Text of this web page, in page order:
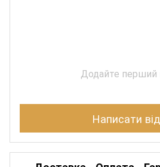
Додайте перший
Написати